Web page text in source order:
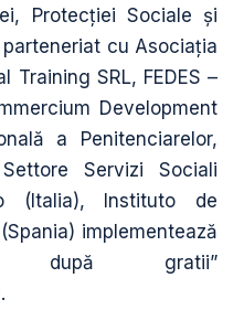
Protecţiei Sociale şi
cu Asociaţia
Training SRL, FEDES –
Development
a Penitenciarelor,
Servizi Sociali
(Italia), Instituto de
implementează
după gratii”